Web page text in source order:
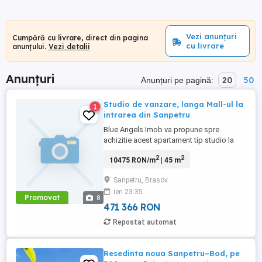
Cumpără cu livrare, direct din pagina
anunțului. Vezi detalii
Vezi anunțuri
cu livrare
Anunțuri Anunțuri pe pagină: 20 50
Promovat 8
1
Studio de vanzare, langa Mall-ul la
intrarea din Sanpetru
Blue Angels Imob va propune spre
achizitie acest apartament tip studio la
giratoriu, in apropierea noului Mall.
utilat conform pozelor, compartimentat
dupa cum urmeaza: -Hol genors -Baie cu
cada si geam -Living open space ...
10475 RON/m2| 45 m2
Sanpetru, Brasov
ieri 23:35
471 366 RON
Repostat automat
Resedinta noua Sanpetru–Bod, pe